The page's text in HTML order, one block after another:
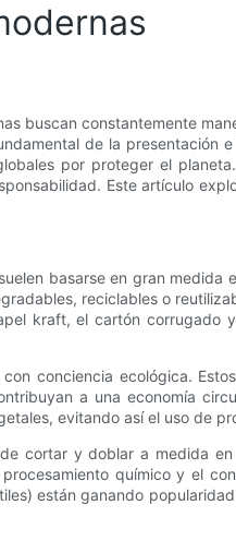
buscan constantemente
de la presentación
por proteger el
Este artículo
basarse en gran
reciclables o
kraft, el cartón corrugado
conciencia ecológica.
a una economía
evitando así el uso de
cortar y doblar a medida
químico y el
están ganando